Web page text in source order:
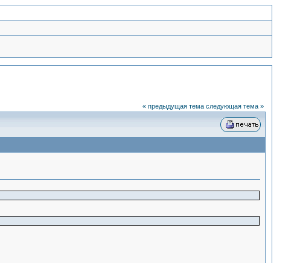
« предыдущая тема следующая тема »